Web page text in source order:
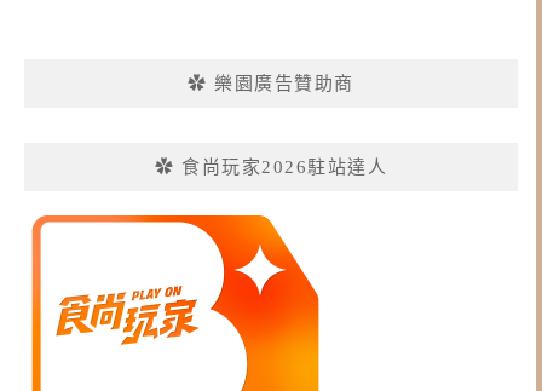
✿ 樂園廣告贊助商
✿ 食尚玩家2026駐站達人